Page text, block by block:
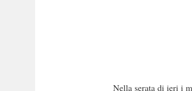
Nella serata di ieri i